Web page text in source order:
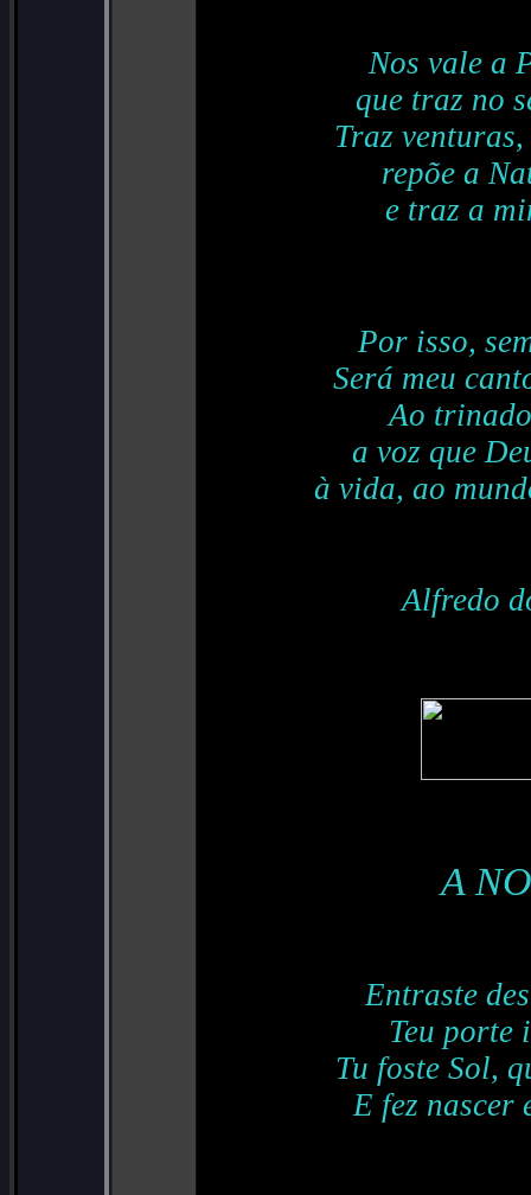
Nos vale a
que traz no
Traz
repõe a
e traz a
Por isso,
Será meu
Ao
a voz que
à vida, ao
Alfredo
A
Entraste
Teu porte
Tu foste Sol,
E fez nascer